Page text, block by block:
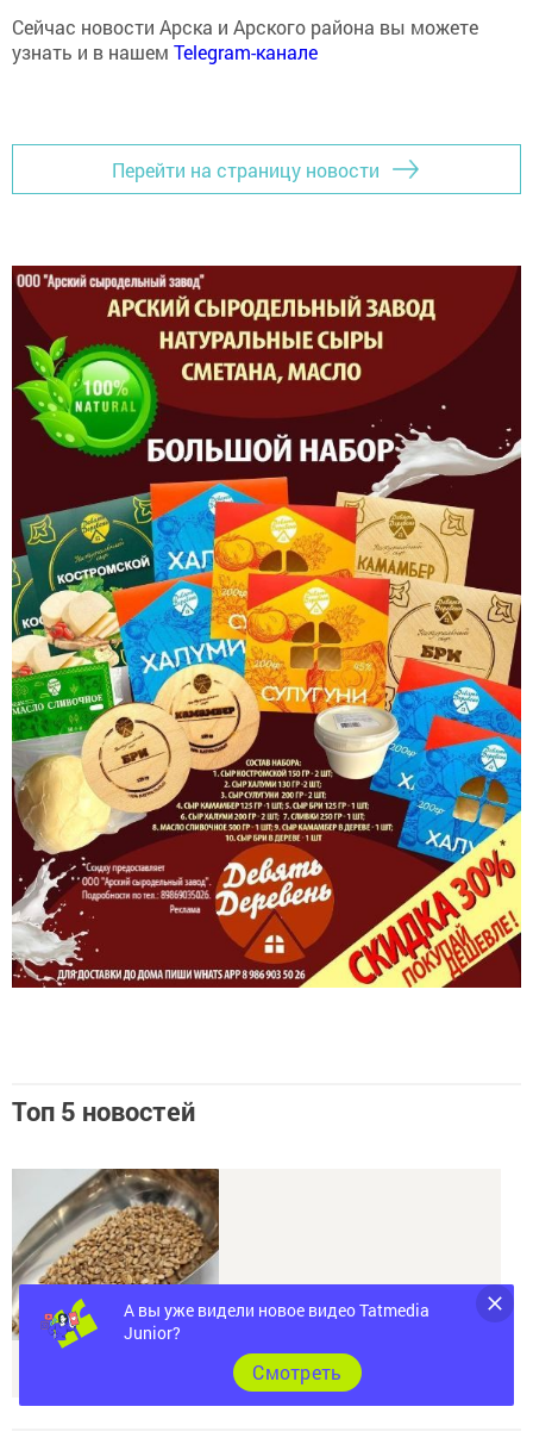
Сейчас новости Арска и Арского района вы можете
узнать и в нашем Telegram-канале
Перейти на страницу новости
Топ 5 новостей
В Татарстане специалисты провели первые исследования пшеницы
А вы уже видели новое видео Tatmedia
Junior?
Cмотреть